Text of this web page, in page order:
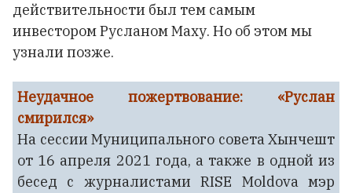
действительности был тем самым
инвестором Русланом Маху. Но об этом мы
узнали позже.
Неудачное пожертвование: «Руслан
смирился»
На сессии Муниципального совета Хынчешт
от 16 апреля 2021 года, а также в одной из
бесед с журналистами RISE Moldova мэр